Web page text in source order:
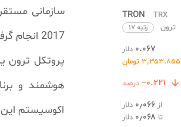
TRON
TRX
ترون
رتبه ۱۷
۰.۰۶۷ دلار
۳٬۳۵۳.۸۵۵ تومان
‎−۰.۲۲۱ درصد 
از ۰٫۰۶۶
دلار
تا
دلار
سازمانی
2017 انجام گرفت که در مجموع 100 میلیارد
پروتکل ترون
هوشمند و
اکوسیستم